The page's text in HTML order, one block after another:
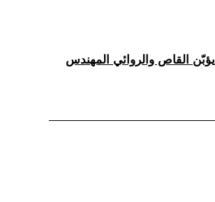
يؤبّن القاص والروائي المهندس